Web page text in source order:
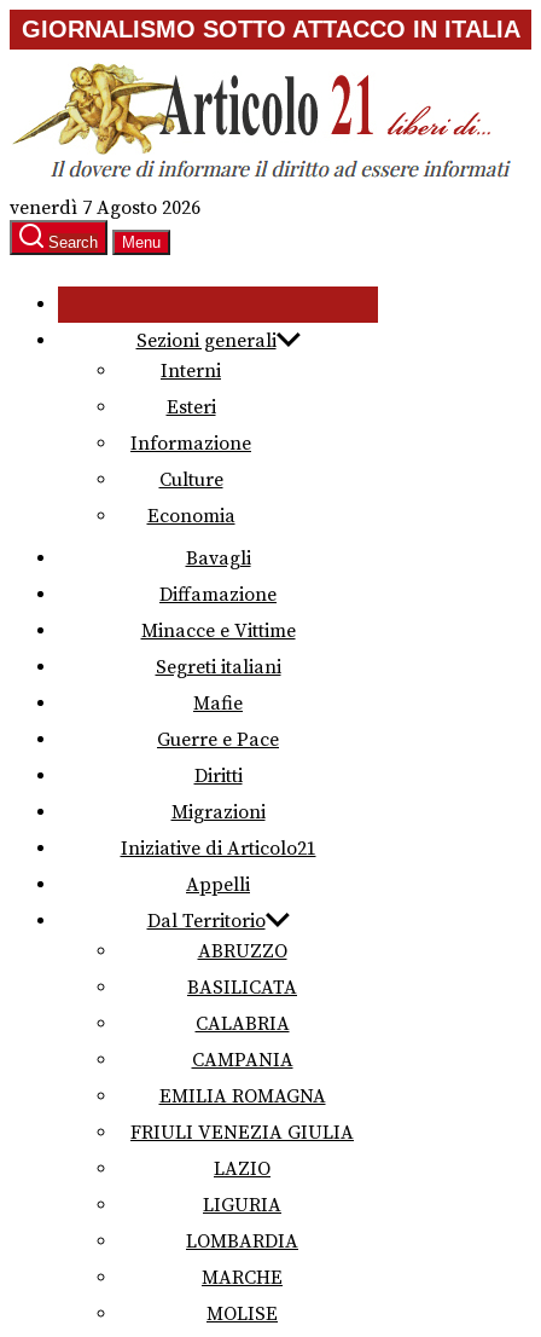
Skip
to
content
GIORNALISMO SOTTO ATTACCO IN ITALIA
venerdì 7 Agosto 2026
Search Menu
Sezioni generali
Interni
Esteri
Informazione
Culture
Economia
Bavagli
Diffamazione
Minacce e Vittime
Segreti italiani
Mafie
Guerre e Pace
Diritti
Migrazioni
Iniziative di Articolo21
Appelli
Dal Territorio
ABRUZZO
BASILICATA
CALABRIA
CAMPANIA
EMILIA ROMAGNA
FRIULI VENEZIA GIULIA
LAZIO
LIGURIA
LOMBARDIA
MARCHE
MOLISE